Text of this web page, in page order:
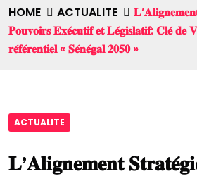
HOME ACTUALITE
𝐏𝐨𝐮𝐯𝐨𝐢𝐫𝐬 𝐄𝐱𝐞́𝐜𝐮𝐭𝐢𝐟 𝐞𝐭 𝐋𝐞́𝐠𝐢𝐬𝐥𝐚𝐭𝐢𝐟: 𝐂𝐥𝐞́
𝐫𝐞́𝐟𝐞́𝐫𝐞𝐧𝐭𝐢𝐞𝐥 « 𝐒𝐞́𝐧𝐞́𝐠𝐚𝐥 𝟐𝟎𝟓𝟎 »
ACTUALITE
𝐋’𝐀𝐥𝐢𝐠𝐧𝐞𝐦𝐞𝐧𝐭